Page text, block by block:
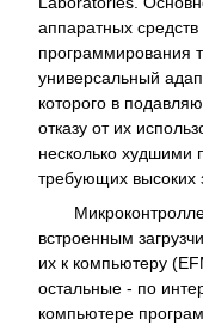
аппаратных
программирования
универсальный
которого в
отказу от их
несколько худшими
требующих высоких
встроенным
их к компьютеру
остальные - по
компьютере